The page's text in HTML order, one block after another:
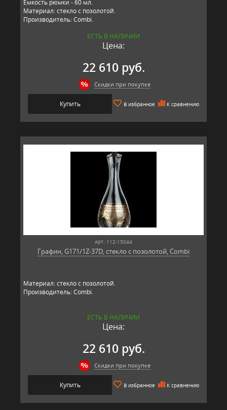
Ёмкость рюмки - 60 мл.
Материал: стекло с позолотой.
Производитель: Combi.
ЕСТЬ В НАЛИЧИИ
Цена:
22 610 руб.
Скидки при покупке
Купить В избранное К сравнению
Арт: 112-15044
Графин, G171/1Z-37D, стекло с позолотой, Combi
Материал: стекло с позолотой.
Производитель: Combi.
ЕСТЬ В НАЛИЧИИ
Цена:
22 610 руб.
Скидки при покупке
Купить В избранное К сравнению